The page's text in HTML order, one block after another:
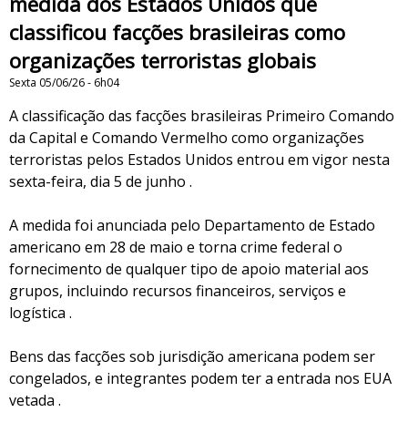
classificou facções brasileiras como
organizações terroristas globais
Sexta 05/06/26 - 6h04
A classificação das facções brasileiras Primeiro Comando
da Capital e Comando Vermelho como organizações
terroristas pelos Estados Unidos entrou em vigor nesta
sexta-feira, dia 5 de junho .
A medida foi anunciada pelo Departamento de Estado
americano em 28 de maio e torna crime federal o
fornecimento de qualquer tipo de apoio material aos
grupos, incluindo recursos financeiros, serviços e
logística .
Bens das facções sob jurisdição americana podem ser
congelados, e integrantes podem ter a entrada nos EUA
vetada .